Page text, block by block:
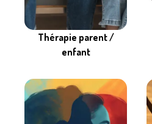
Thérapie parent /
enfant